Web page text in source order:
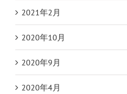
2021年2月
2020年10月
2020年9月
2020年4月